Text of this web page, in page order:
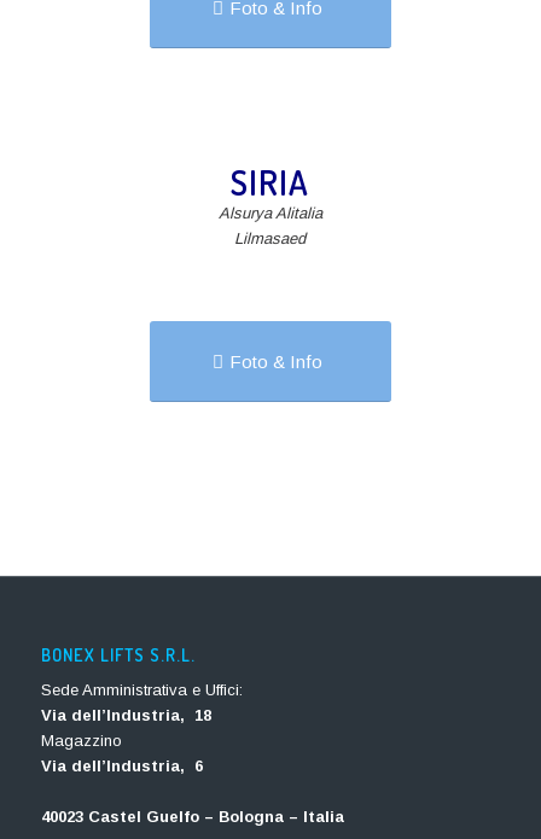
Foto & Info
SIRIA
Alsurya Alitalia
Lilmasaed
Foto & Info
BONEX LIFTS S.R.L.
Sede Amministrativa e Uffici:
Via dell’Industria, 18
Magazzino
Via dell’Industria, 6
40023 Castel Guelfo – Bologna – Italia